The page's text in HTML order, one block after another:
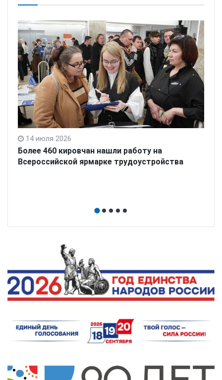
14 июля 2026
Более 460 кировчан нашли работу на
Всероссийской ярмарке трудоустройства